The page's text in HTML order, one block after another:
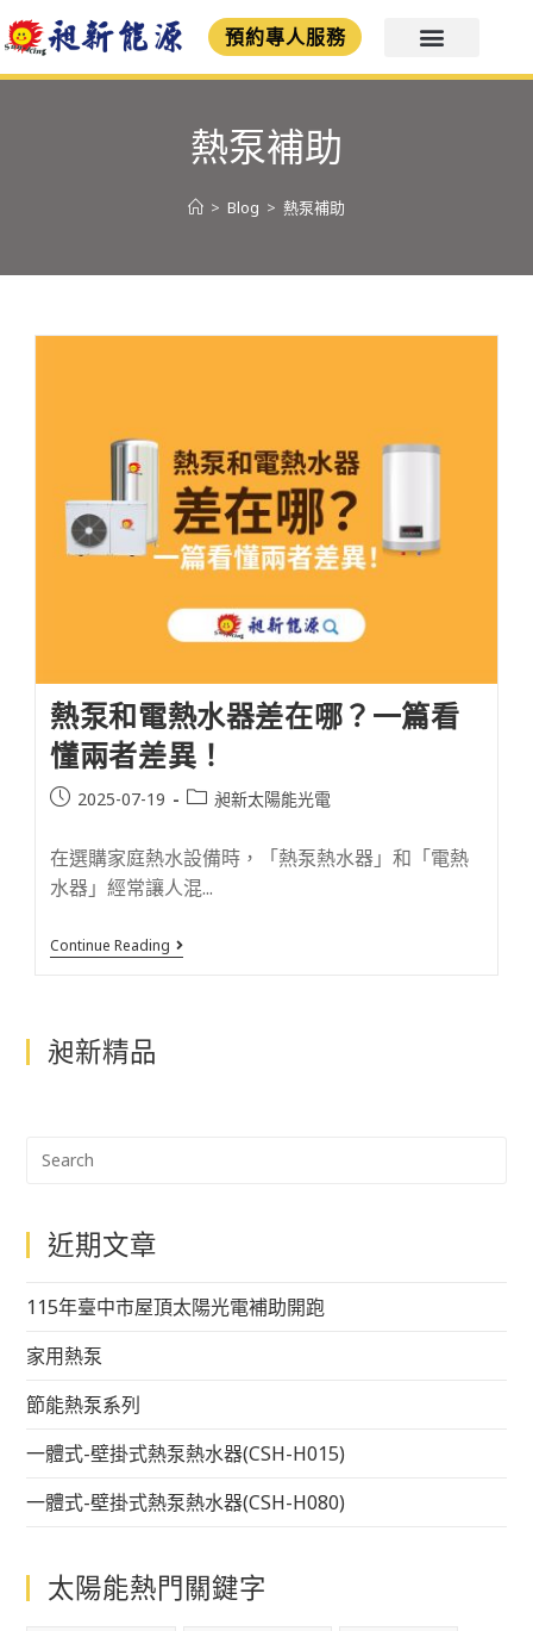
預約專人服務
熱泵補助
> Blog > 熱泵補助
熱泵和電熱水器差在哪？一篇看
懂兩者差異！
2025-07-19 昶新太陽能光電
在選購家庭熱水設備時，「熱泵熱水器」和「電熱
水器」經常讓人混...
Continue Reading
昶新精品
近期文章
115年臺中市屋頂太陽光電補助開跑
家用熱泵
節能熱泵系列
一體式-壁掛式熱泵熱水器(CSH-H015)
一體式-壁掛式熱泵熱水器(CSH-H080)
太陽能熱門關鍵字